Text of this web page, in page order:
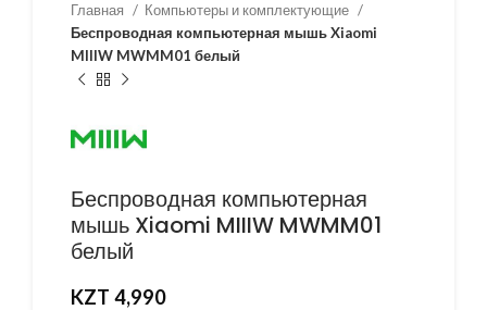
Главная
Компьютеры и комплектующие
Беспроводная компьютерная мышь Xiaomi
MIIIW MWMM01 белый
Беспроводная компьютерная
мышь Xiaomi MIIIW MWMM01
белый
KZT 4,990